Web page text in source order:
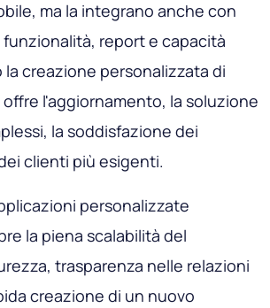
ma la integrano anche con
report e capacità
creazione personalizzata di
l'aggiornamento, la soluzione
la soddisfazione dei
clienti più esigenti.
personalizzate
la piena scalabilità del
trasparenza nelle relazioni
creazione di un nuovo